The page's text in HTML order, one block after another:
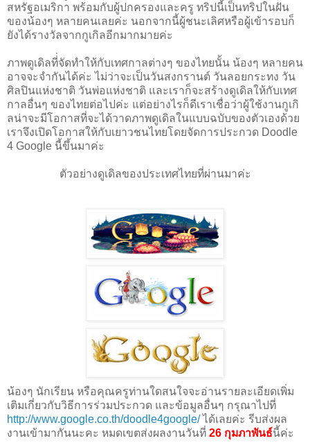
สหรัฐอเมริกา พร้อมกับผู้ปกครองและครู ทริปนี้เป็นทริปในฝัน
ของน้องๆ หลายคนเลยค่ะ นอกจากนี้ผู้ชนะเลิศหรือผู้เข้ารอบก็
ยังได้รางวัลจากกูเกิลอีกมากมายค่ะ
ภาพดูเดิลที่่จัดทำให้กับเทศกาลต่างๆ ของไทยนั้น น้องๆ หลายคน
อาจจะจำกันได้ค่ะ ไม่ว่าจะเป็นวันสงกรานต์ วันลอยกระทง วัน
ศิลปินแห่งชาติ วันพ่อแห่งชาติ และเราก็จะสร้างดูเดิลให้กับเทศ
กาลอื่นๆ ของไทยต่อไปค่ะ แต่อย่างไรก็ดีเราเชื่อว่าผู้ใช้งานกูเกิ
ลน่าจะมีโอกาสที่จะได้วาดภาพดูเดิลในแบบฉบับของตัวเองด้วย
เราจึงเปิดโอกาสให้กับเยาวชนไทยโดยจัดการประกวด Doodle
4 Google นี้ขึ้นมาค่ะ
ตัวอย่างดูเดิลของประเทศไทยที่ผ่านมาค่ะ
น้องๆ นักเรียน หรือคุณครูท่านใดสนใจจะอ่านรายละเอียดเพิ่ม
เติมเกี่ยวกับวิธีการร่วมประกวด และข้อมูลอื่นๆ กรุณาไปที่
http://www.google.co.th/doodle4google/ได้เลยค่ะ รีบส่งผล
งานเข้ามากันนะคะ หมดเขตส่งผลงานวันที่ 26 กุมภาพันธ์นี้ค่ะ